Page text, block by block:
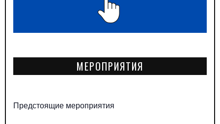
МЕРОПРИЯТИЯ
Предстоящие мероприятия